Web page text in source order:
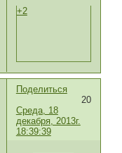
+2
Поделиться
20
Среда, 18
декабря, 2013г.
18:39:39